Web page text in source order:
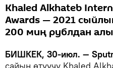
Khaled Alkhateb
Awards — 2021
200 миң рублдан
БИШКЕК, 30-июл. —
сайын өтүүчү Khaled